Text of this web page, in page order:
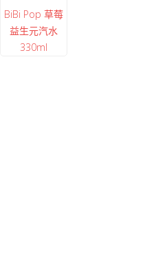
BiBi Pop 草莓
益生元汽水
330ml